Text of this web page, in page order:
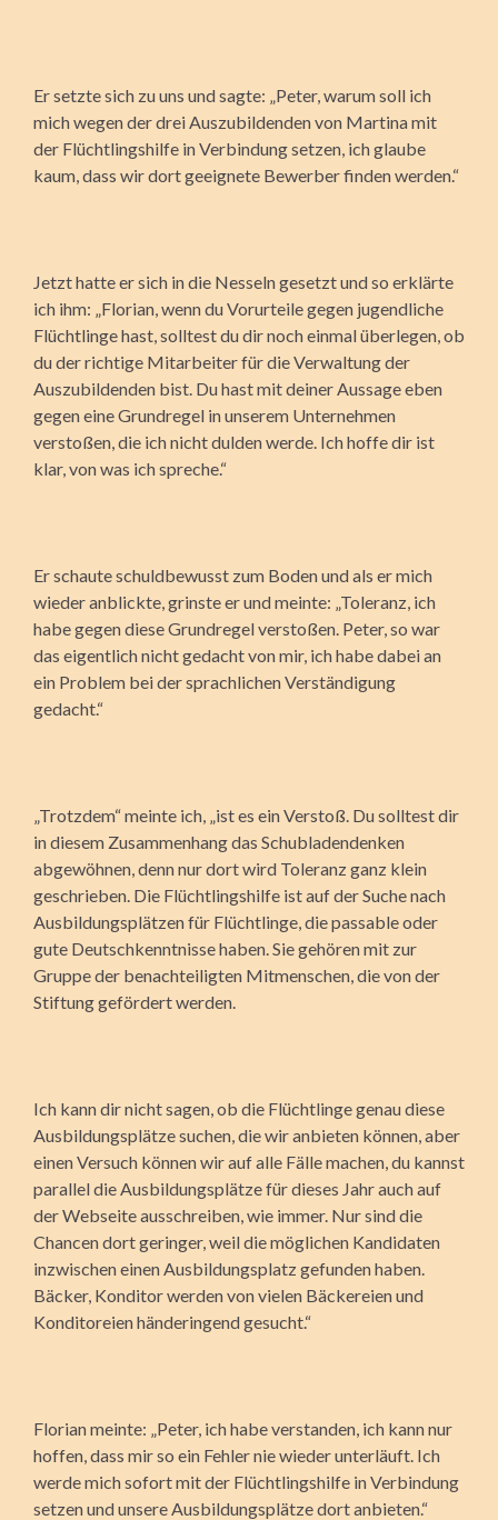
Er setzte sich zu uns und sagte: „Peter, warum soll ich
mich wegen der drei Auszubildenden von Martina mit
der Flüchtlingshilfe in Verbindung setzen, ich glaube
kaum, dass wir dort geeignete Bewerber finden werden.“
Jetzt hatte er sich in die Nesseln gesetzt und so erklärte
ich ihm: „Florian, wenn du Vorurteile gegen jugendliche
Flüchtlinge hast, solltest du dir noch einmal überlegen, ob
du der richtige Mitarbeiter für die Verwaltung der
Auszubildenden bist. Du hast mit deiner Aussage eben
gegen eine Grundregel in unserem Unternehmen
verstoßen, die ich nicht dulden werde. Ich hoffe dir ist
klar, von was ich spreche.“
Er schaute schuldbewusst zum Boden und als er mich
wieder anblickte, grinste er und meinte: „Toleranz, ich
habe gegen diese Grundregel verstoßen. Peter, so war
das eigentlich nicht gedacht von mir, ich habe dabei an
ein Problem bei der sprachlichen Verständigung
gedacht.“
„Trotzdem“ meinte ich, „ist es ein Verstoß. Du solltest dir
in diesem Zusammenhang das Schubladendenken
abgewöhnen, denn nur dort wird Toleranz ganz klein
geschrieben. Die Flüchtlingshilfe ist auf der Suche nach
Ausbildungsplätzen für Flüchtlinge, die passable oder
gute Deutschkenntnisse haben. Sie gehören mit zur
Gruppe der benachteiligten Mitmenschen, die von der
Stiftung gefördert werden.
Ich kann dir nicht sagen, ob die Flüchtlinge genau diese
Ausbildungsplätze suchen, die wir anbieten können, aber
einen Versuch können wir auf alle Fälle machen, du kannst
parallel die Ausbildungsplätze für dieses Jahr auch auf
der Webseite ausschreiben, wie immer. Nur sind die
Chancen dort geringer, weil die möglichen Kandidaten
inzwischen einen Ausbildungsplatz gefunden haben.
Bäcker, Konditor werden von vielen Bäckereien und
Konditoreien händeringend gesucht.“
Florian meinte: „Peter, ich habe verstanden, ich kann nur
hoffen, dass mir so ein Fehler nie wieder unterläuft. Ich
werde mich sofort mit der Flüchtlingshilfe in Verbindung
setzen und unsere Ausbildungsplätze dort anbieten.“